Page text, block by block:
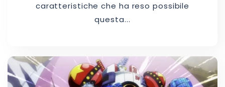
caratteristiche che ha reso possibile
questa...